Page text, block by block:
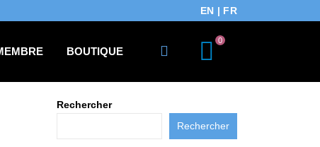
EN | FR
BOUTIQUE
0
Rechercher
Rechercher